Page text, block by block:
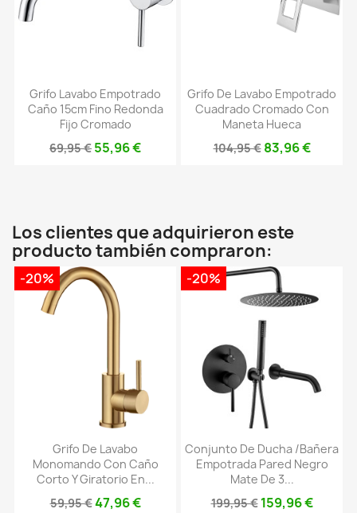
Grifo Lavabo Empotrado
Caño 15cm Fino Redonda
Fijo Cromado
69,95 € 55,96 €
Grifo De Lavabo Empotrado
Cuadrado Cromado Con
Maneta Hueca
104,95 € 83,96 €
Los clientes que adquirieron este
producto también compraron:
Grifo De Lavabo
Monomando Con Caño
Corto Y Giratorio En...
59,95 €47,96 €
-20%
Conjunto De Ducha /bañera
Empotrada Pared Negro
Mate De 3...
199,95 € 159,96 €
-20%